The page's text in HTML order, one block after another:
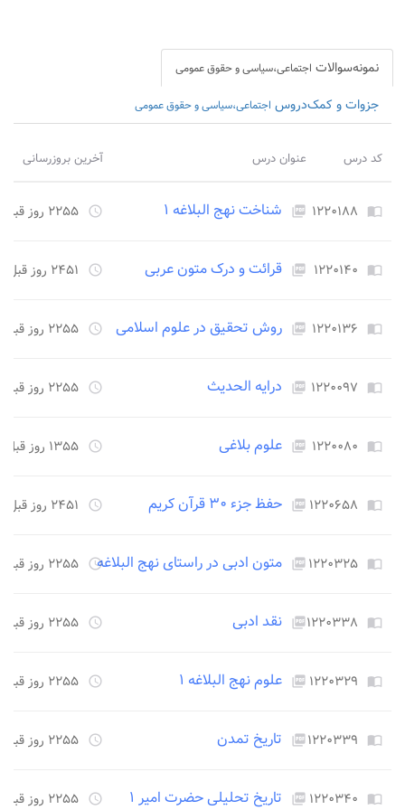
نمونه‌سوالات اجتماعی،سیاسی و حقوق عمومی
جزوات و کمک‌دروس اجتماعی،سیاسی و حقوق عمومی
کد درس عنوان درس آخرین بروزرسانی
import_contacts ۱۲۲۰۱۸۸ picture_as_pdf شناخت نهج البلاغه ۱ access_time ۲۲۵۵ روز قبل
import_contacts ۱۲۲۰۱۴۰ picture_as_pdf قرائت و درک متون عربی access_time ۲۴۵۱ روز قبل
import_contacts ۱۲۲۰۱۳۶ picture_as_pdf روش تحقیق در علوم اسلامی access_time ۲۲۵۵ روز قبل
import_contacts ۱۲۲۰۰۹۷ picture_as_pdf درایه الحدیث access_time ۲۲۵۵ روز قبل
import_contacts ۱۲۲۰۰۸۰ picture_as_pdf علوم بلاغی access_time ۱۳۵۵ روز قبل
import_contacts ۱۲۲۰۶۵۸ picture_as_pdf حفظ جزء ۳۰ قرآن کریم access_time ۲۴۵۱ روز قبل
import_contacts ۱۲۲۰۳۲۵ picture_as_pdf متون ادبی در راستای نهج البلاغهaccess_time ۲۲۵۵ روز قبل
import_contacts ۱۲۲۰۳۳۸picture_as_pdf نقد ادبی access_time ۲۲۵۵ روز قبل
import_contacts ۱۲۲۰۳۲۹ picture_as_pdf علوم نهج البلاغه ۱ access_time ۲۲۵۵ روز قبل
import_contacts ۱۲۲۰۳۳۹picture_as_pdf تاریخ تمدن access_time ۲۲۵۵ روز قبل
import_contacts ۱۲۲۰۳۴۰ picture_as_pdf تاریخ تحلیلی حضرت امیر ۱ access_time ۲۲۵۵ روز قبل